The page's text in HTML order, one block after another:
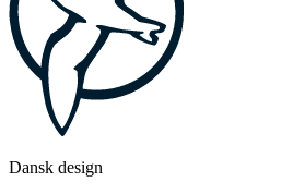
Dansk design